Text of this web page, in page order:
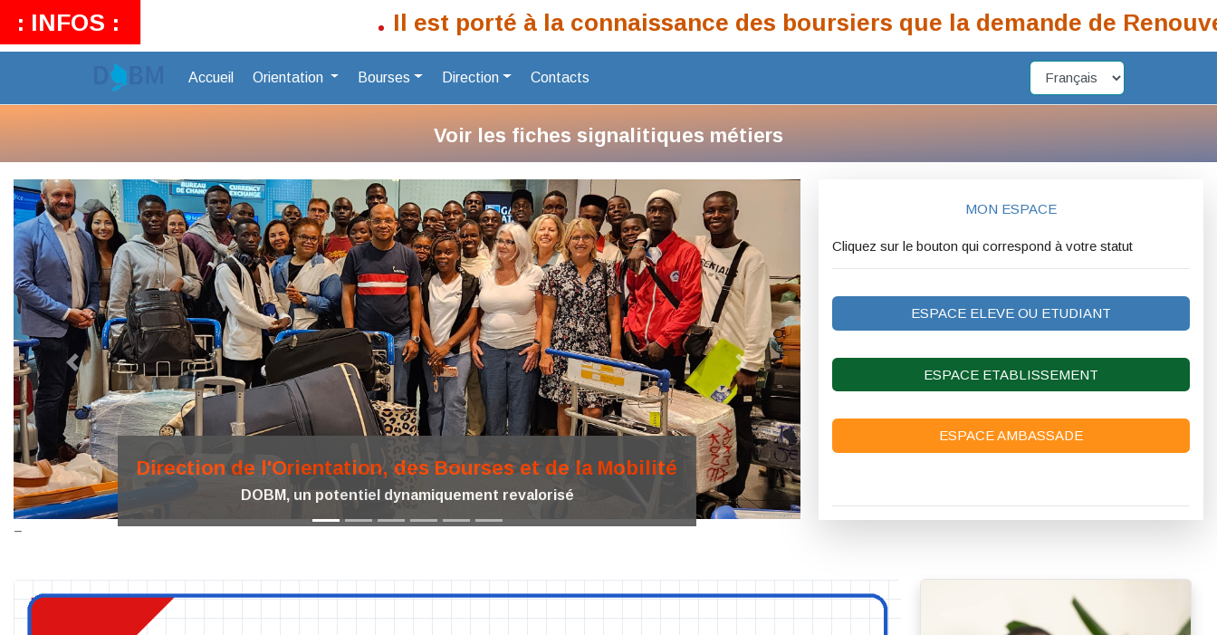
Il est porté à la connaissance des boursiers que la demande de
Accueil Orientation Bourses Direction Contacts
Direction de l'Orientation, des Bourses et de la Mobilité
DOBM, une nouvelle vision dans l'aide que nous vous apportons
Précédent Suivant
MON ESPACE
Cliquez sur le bouton qui correspond à votre statut
ESPACE ELEVE OU ETUDIANT
ESPACE ETABLISSEMENT
ESPACE AMBASSADE